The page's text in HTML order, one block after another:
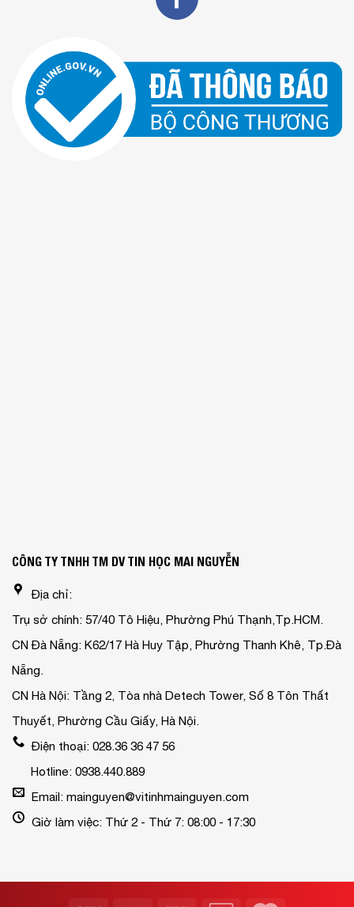
CÔNG TY TNHH TM DV TIN HỌC MAI NGUYỄN
Địa chỉ:
Trụ sở chính: 57/40 Tô Hiệu, Phường Phú Thạnh,Tp.HCM.
CN Đà Nẵng: K62/17 Hà Huy Tập, Phường Thanh Khê, Tp.Đà
Nẵng.
CN Hà Nội: Tầng 2, Tòa nhà Detech Tower, Số 8 Tôn Thất
Thuyết, Phường Cầu Giấy, Hà Nội.
Điện thoại: 028.36 36 47 56
Hotline: 0938.440.889
Email: mainguyen@vitinhmainguyen.com
Giờ làm việc: Thứ 2 - Thứ 7: 08:00 - 17:30